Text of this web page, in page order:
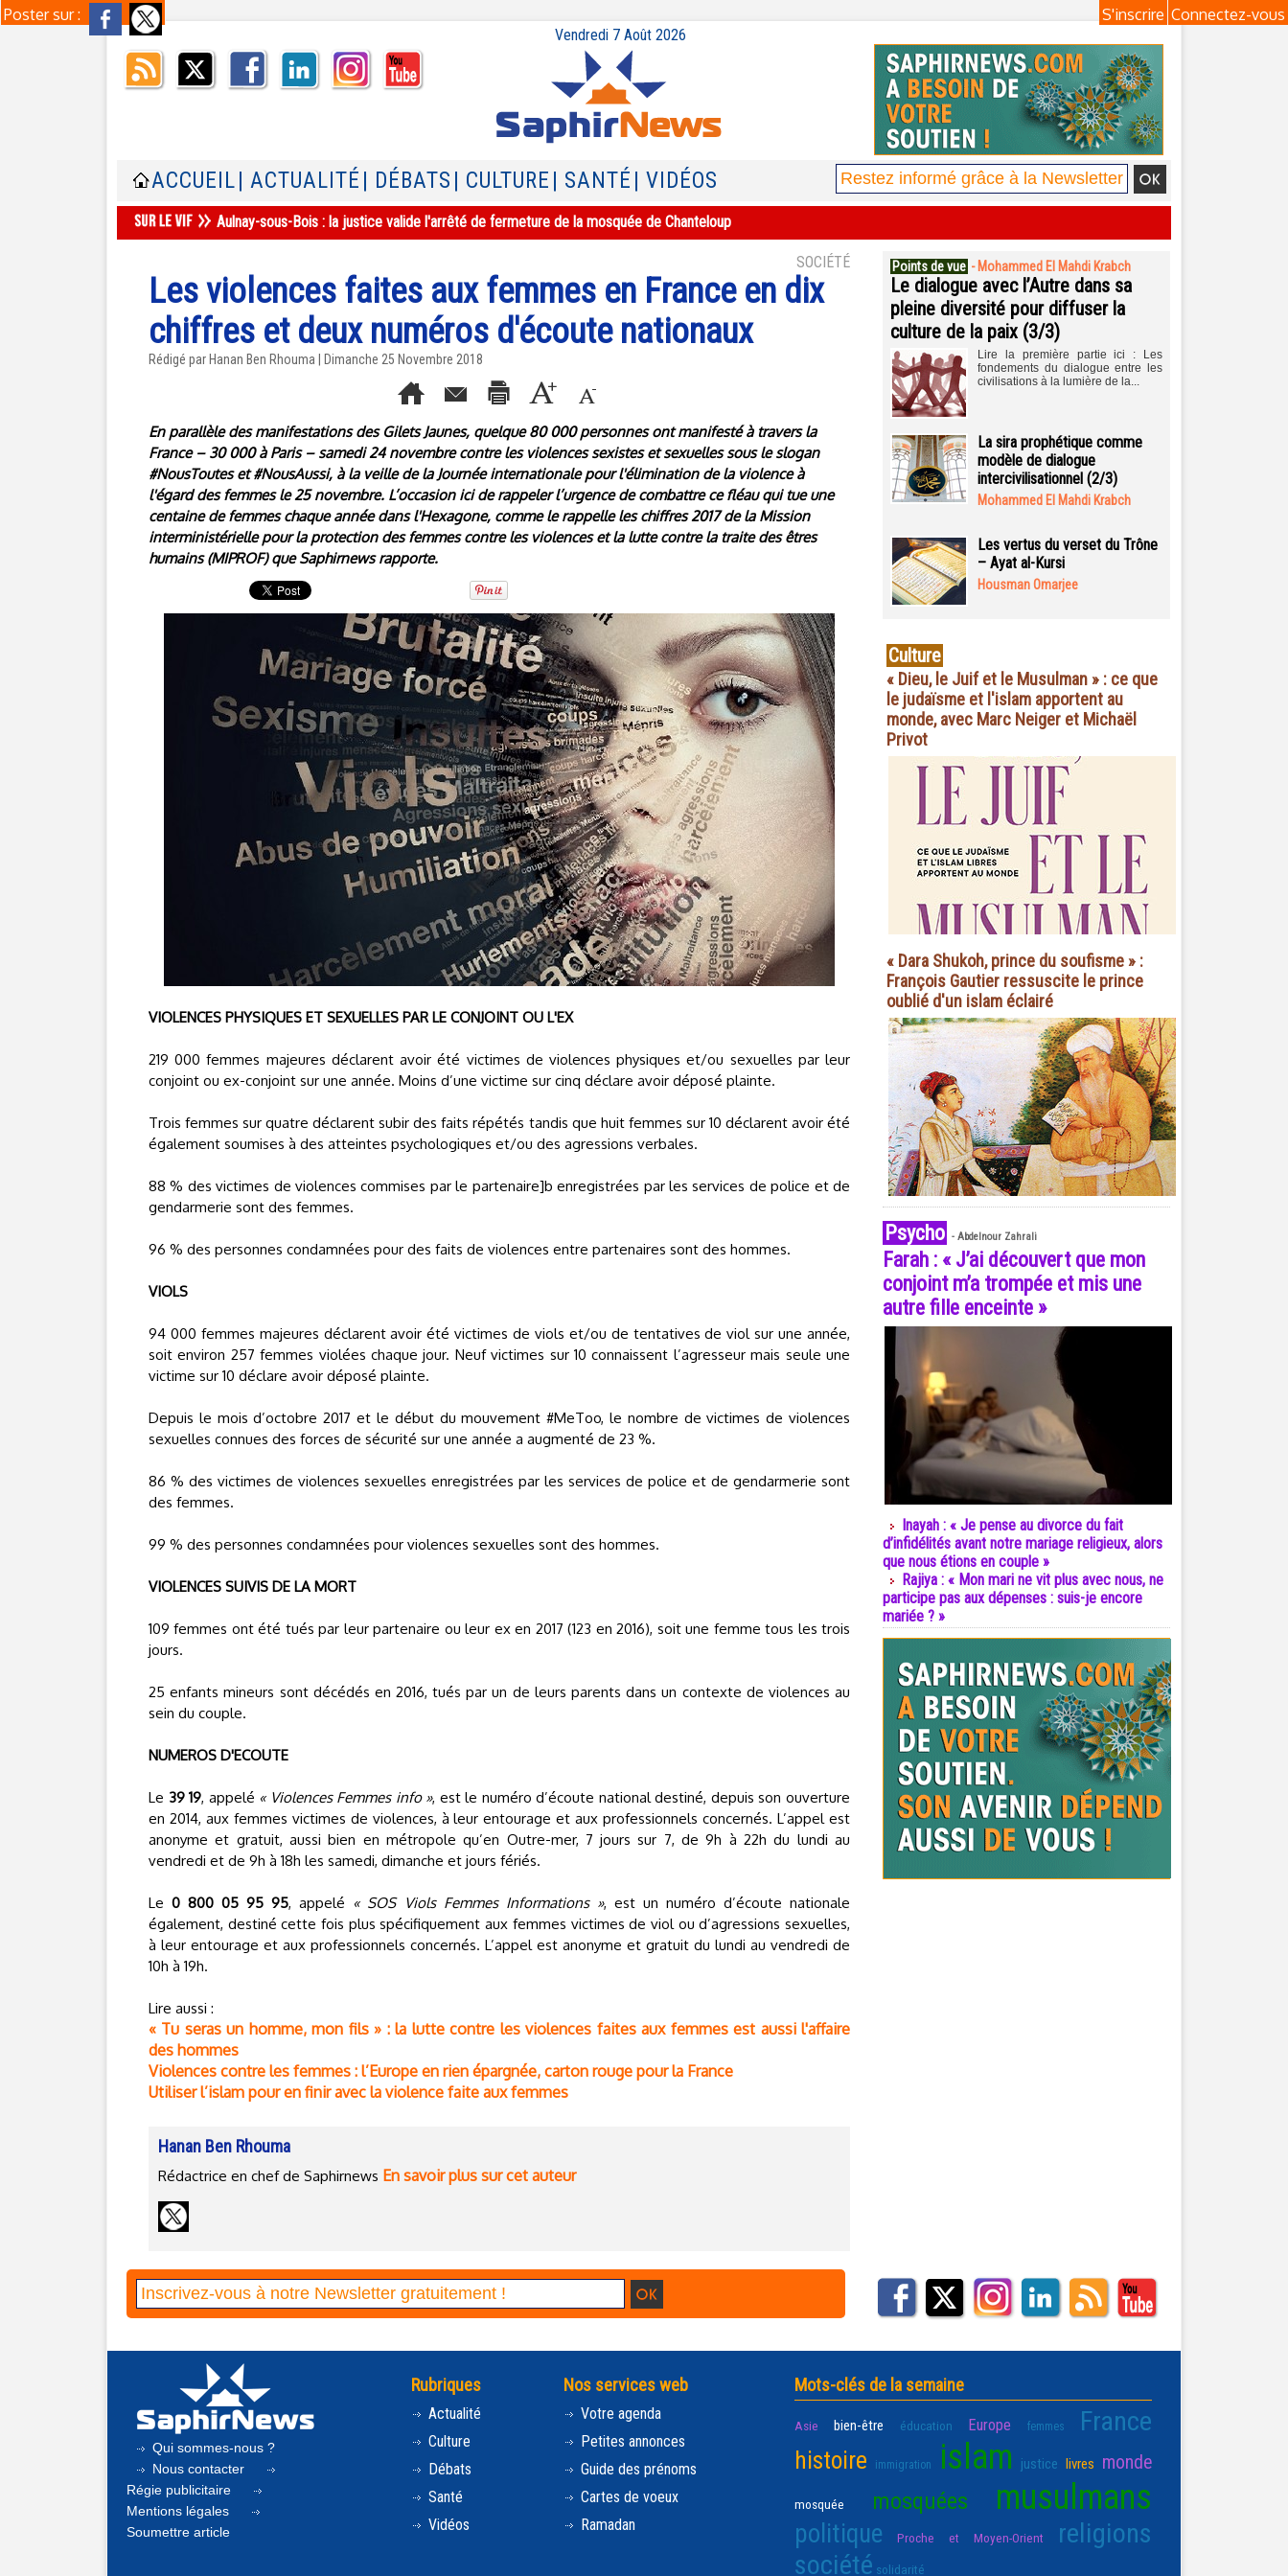
Poster sur : Connectez-vous
S'inscrire
Vendredi 7 Août 2026
ACCUEIL | ACTUALITÉ | DÉBATS | CULTURE | SANTÉ | VIDÉOS
Aulnay-sous-Bois : la justice valide l'arrêté de fermeture de la mosquée de Chanteloup
SOCIÉTÉ
Les violences faites aux femmes en France en dix
chiffres et deux numéros d'écoute nationaux
Rédigé par Hanan Ben Rhouma | Dimanche 25 Novembre 2018
En parallèle des manifestations des Gilets Jaunes, quelque 80 000 personnes ont manifesté à travers la
France – 30 000 à Paris – samedi 24 novembre contre les violences sexistes et sexuelles sous le slogan
#NousToutes et #NousAussi, à la veille de la Journée internationale pour l'élimination de la violence à
l'égard des femmes le 25 novembre. L’occasion ici de rappeler l’urgence de combattre ce fléau qui tue une
centaine de femmes chaque année dans l'Hexagone, comme le rappelle les chiffres 2017 de la Mission
interministérielle pour la protection des femmes contre les violences et la lutte contre la traite des êtres
humains (MIPROF) que Saphirnews rapporte.
VIOLENCES PHYSIQUES ET SEXUELLES PAR LE CONJOINT OU L'EX
219 000 femmes majeures déclarent avoir été victimes de violences physiques et/ou sexuelles par leur
conjoint ou ex-conjoint sur une année. Moins d’une victime sur cinq déclare avoir déposé plainte.
Trois femmes sur quatre déclarent subir des faits répétés tandis que huit femmes sur 10 déclarent avoir été
également soumises à des atteintes psychologiques et/ou des agressions verbales.
88 % des victimes de violences commises par le partenaire]b enregistrées par les services de police et de
gendarmerie sont des femmes.
96 % des personnes condamnées pour des faits de violences entre partenaires sont des hommes.
VIOLS
94 000 femmes majeures déclarent avoir été victimes de viols et/ou de tentatives de viol sur une année,
soit environ 257 femmes violées chaque jour. Neuf victimes sur 10 connaissent l’agresseur mais seule une
victime sur 10 déclare avoir déposé plainte.
Depuis le mois d’octobre 2017 et le début du mouvement #MeToo, le nombre de victimes de violences
sexuelles connues des forces de sécurité sur une année a augmenté de 23 %.
86 % des victimes de violences sexuelles enregistrées par les services de police et de gendarmerie sont
des femmes.
99 % des personnes condamnées pour violences sexuelles sont des hommes.
VIOLENCES SUIVIS DE LA MORT
109 femmes ont été tués par leur partenaire ou leur ex en 2017 (123 en 2016), soit une femme tous les trois
jours.
25 enfants mineurs sont décédés en 2016, tués par un de leurs parents dans un contexte de violences au
sein du couple.
NUMEROS D'ECOUTE
Le 39 19, appelé « Violences Femmes info », est le numéro d’écoute national destiné, depuis son ouverture
en 2014, aux femmes victimes de violences, à leur entourage et aux professionnels concernés. L’appel est
anonyme et gratuit, aussi bien en métropole qu’en Outre-mer, 7 jours sur 7, de 9h à 22h du lundi au
vendredi et de 9h à 18h les samedi, dimanche et jours fériés.
Le0 800 05 95 95, appelé « SOS Viols Femmes Informations », est un numéro d’écoute nationale
également, destiné cette fois plus spécifiquement aux femmes victimes de viol ou d’agressions sexuelles,
à leur entourage et aux professionnels concernés. L’appel est anonyme et gratuit du lundi au vendredi de
10h à 19h.
Lire aussi :
« Tu seras un homme, mon fils » : la lutte contre les violences faites aux femmes est aussi l'affaire
des hommes
Violences contre les femmes : l’Europe en rien épargnée, carton rouge pour la France
Utiliser l’islam pour en finir avec la violence faite aux femmes
Hanan Ben Rhouma
Rédactrice en chef de Saphirnews En savoir plus sur cet auteur
Points de vue - Mohammed El Mahdi Krabch
Le dialogue avec l’Autre dans sa
pleine diversité pour diffuser la
culture de la paix (3/3)
Lire la première partie ici : Les
fondements du dialogue entre les
civilisations à la lumière de la...
La sira prophétique comme
modèle de dialogue
intercivilisationnel (2/3)
Mohammed El Mahdi Krabch
Les vertus du verset du Trône
– Ayat al-Kursi
Housman Omarjee
Culture
« Dieu, le Juif et le Musulman » : ce que
le judaïsme et l'islam apportent au
monde, avec Marc Neiger et Michaël
Privot
« Dara Shukoh, prince du soufisme » :
François Gautier ressuscite le prince
oublié d'un islam éclairé
Psycho - Abdelnour Zahrali
Farah : « J’ai découvert que mon
conjoint m’a trompée et mis une
autre fille enceinte »
Inayah : « Je pense au divorce du fait
d’infidélités avant notre mariage religieux, alors
que nous étions en couple »
Rajiya : « Mon mari ne vit plus avec nous, ne
participe pas aux dépenses : suis-je encore
mariée ? »
Qui sommes-nous ?
Nous contacter
Régie publicitaire
Mentions légales
Soumettre article
Rubriques
Actualité
Culture
Débats
Santé
Vidéos
Nos services web
Votre agenda
Petites annonces
Guide des prénoms
Cartes de voeux
Ramadan
Mots-clés de la semaine
Asie bien-être éducation Europe femmes France
histoire immigration islam justice livres monde
mosquée mosquées musulmans
politique Proche et Moyen-Orient
religions
société solidarité